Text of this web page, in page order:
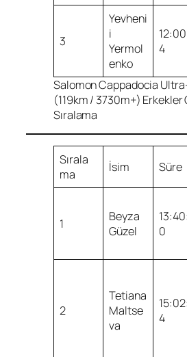
3
Yevheni
i
Yermol
enko
4
Salomon Cappadocia
(119km / 3730m+) Erkekler
Sıralama
Sırala
ma
İsim Süre
1
Beyza
Güzel
0
2
Tetiana
Maltse
va
4